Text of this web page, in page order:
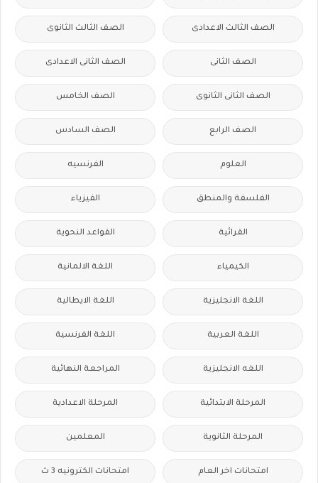
الصف الثالث الاعدادى الصف الثالث الثانوى
الصف الثانى الصف الثانى الاعدادى
الصف الثانى الثانوى الصف الخامس
الصف الرابع الصف السادس
العلوم الفرنسيه
الفلسفة والمنطق الفيزياء
القرائية القواعد النحوية
الكيمياء اللغة الالمانية
اللغة الانجليزية اللغة الايطالية
اللغة العربية اللغة الفرنسية
اللغه الانجليزية المراجعة النهائية
المرحلة الابتدائية المرحلة الاعدادية
المرحلة الثانوية المعلمين
امتحانات اخر العام امتحانات الكترونيه 3 ث